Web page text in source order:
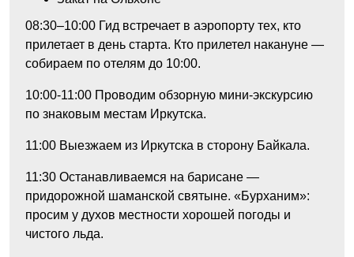
08:30–10:00 Гид встречает в аэропорту тех, кто
прилетает в день старта. Кто прилетел накануне —
собираем по отелям до 10:00.
10:00-11:00 Проводим обзорную мини-экскурсию
по знаковым местам Иркутска.
11:00 Выезжаем из Иркутска в сторону Байкала.
11:30 Останавливаемся на барисане —
придорожной шаманской святыне. «Бурханим»:
просим у духов местности хорошей погоды и
чистого льда.